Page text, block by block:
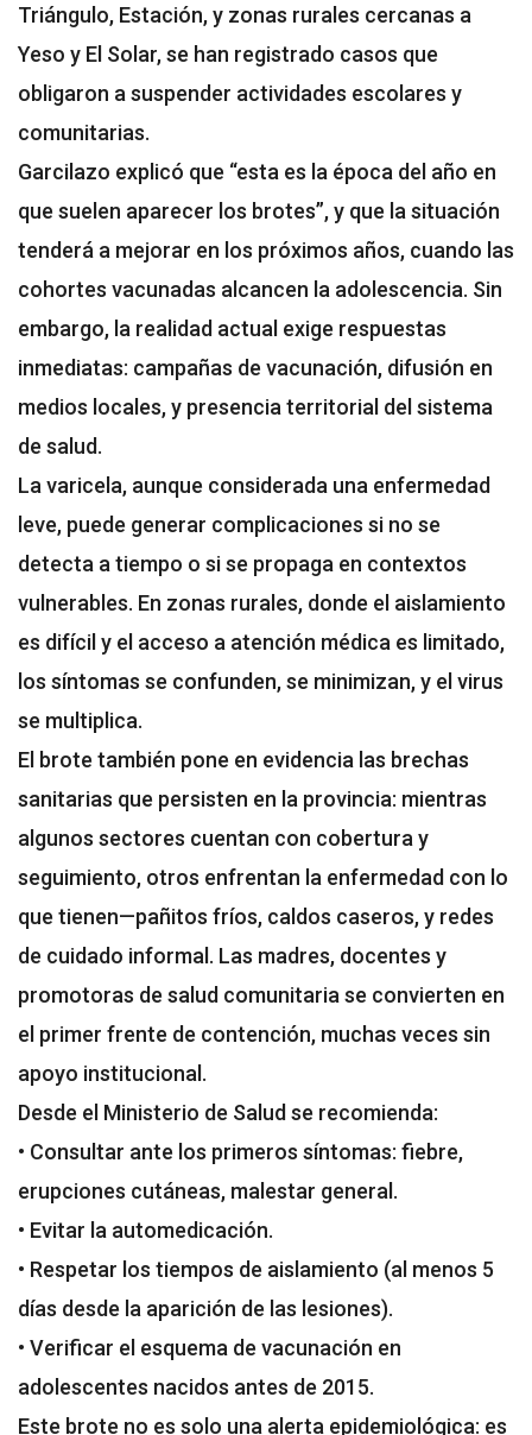
Triángulo, Estación, y zonas rurales cercanas a
Yeso y El Solar, se han registrado casos que
obligaron a suspender actividades escolares y
comunitarias.
Garcilazo explicó que “esta es la época del año en
que suelen aparecer los brotes”, y que la situación
tenderá a mejorar en los próximos años, cuando las
cohortes vacunadas alcancen la adolescencia. Sin
embargo, la realidad actual exige respuestas
inmediatas: campañas de vacunación, difusión en
medios locales, y presencia territorial del sistema
de salud.
La varicela, aunque considerada una enfermedad
leve, puede generar complicaciones si no se
detecta a tiempo o si se propaga en contextos
vulnerables. En zonas rurales, donde el aislamiento
es difícil y el acceso a atención médica es limitado,
los síntomas se confunden, se minimizan, y el virus
se multiplica.
El brote también pone en evidencia las brechas
sanitarias que persisten en la provincia: mientras
algunos sectores cuentan con cobertura y
seguimiento, otros enfrentan la enfermedad con lo
que tienen—pañitos fríos, caldos caseros, y redes
de cuidado informal. Las madres, docentes y
promotoras de salud comunitaria se convierten en
el primer frente de contención, muchas veces sin
apoyo institucional.
Desde el Ministerio de Salud se recomienda:
• Consultar ante los primeros síntomas: fiebre,
erupciones cutáneas, malestar general.
• Evitar la automedicación.
• Respetar los tiempos de aislamiento (al menos 5
días desde la aparición de las lesiones).
• Verificar el esquema de vacunación en
adolescentes nacidos antes de 2015.
Este brote no es solo una alerta epidemiológica: es